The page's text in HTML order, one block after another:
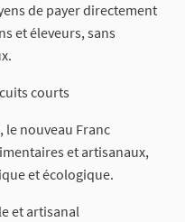
de payer directement
et éleveurs, sans
courts
le nouveau Franc
et artisanaux,
et écologique.
et artisanal